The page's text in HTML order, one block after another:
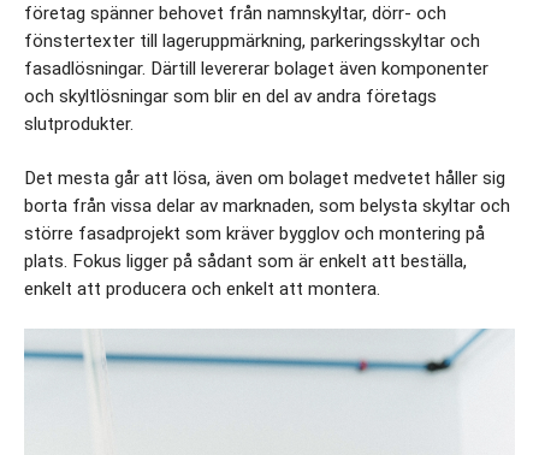
företag spänner behovet från namnskyltar, dörr- och
fönstertexter till lageruppmärkning, parkeringsskyltar och
fasadlösningar. Därtill levererar bolaget även komponenter
och skyltlösningar som blir en del av andra företags
slutprodukter.
Det mesta går att lösa, även om bolaget medvetet håller sig
borta från vissa delar av marknaden, som belysta skyltar och
större fasadprojekt som kräver bygglov och montering på
plats. Fokus ligger på sådant som är enkelt att beställa,
enkelt att producera och enkelt att montera.